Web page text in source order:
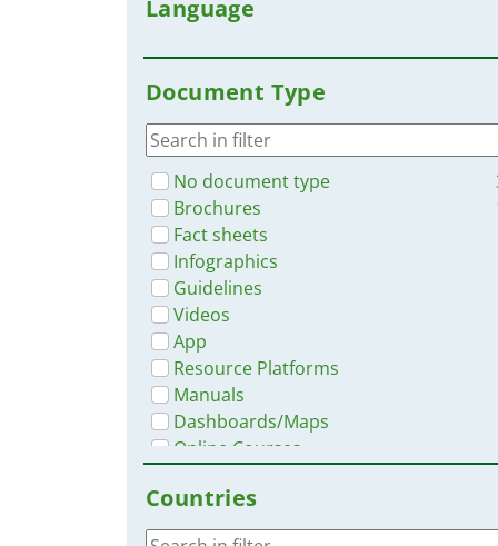
Language
Document Type
No document type
Brochures
Fact sheets
Infographics
Guidelines
Videos
App
Resource Platforms
Manuals
Dashboards/Maps
Online Courses
Countries